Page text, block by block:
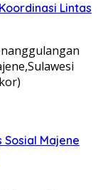
Lintas
Sosial Majene